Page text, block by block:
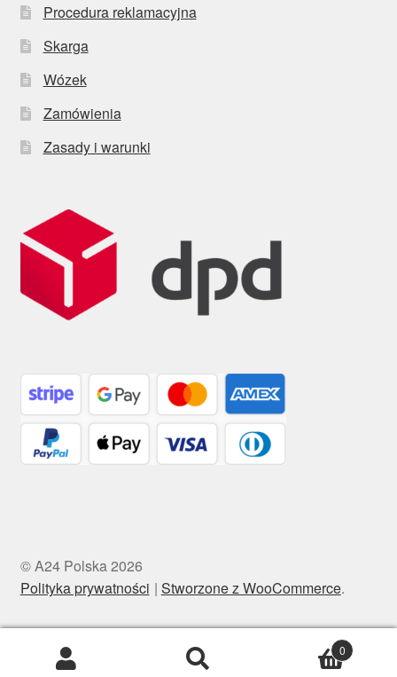
Procedura reklamacyjna
Skarga
Wózek
Zamówienia
Zasady i warunki
© A24 Polska 2026
Polityka prywatności
Stworzone z WooCommerce.
0